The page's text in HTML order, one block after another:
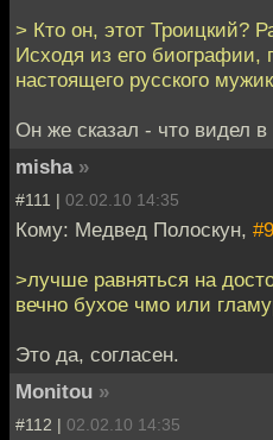
> Кто он, этот Троицкий?
Исходя из его биографии,
настоящего русского
Он же сказал - что видел
misha »
#111 | 02.02.10 14:35
Кому: Медвед Полоскун,
>лучше равняться на
вечно бухое чмо или
Это да, согласен.
Monitou »
#112 | 02.02.10 14:35